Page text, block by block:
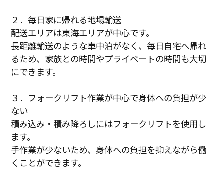
２．毎日家に帰れる地場輸送
配送エリアは東海エリアが中心です。
長距離輸送のような車中泊がなく、毎日自宅へ帰れ
るため、家族との時間やプライベートの時間も大切
にできます。
３．フォークリフト作業が中心で身体への負担が少
ない
積み込み・積み降ろしにはフォークリフトを使用し
ます。
手作業が少ないため、身体への負担を抑えながら働
くことができます。